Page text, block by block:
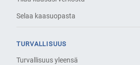
Selaa kaasuopasta
TURVALLISUUS
Turvallisuus yleensä